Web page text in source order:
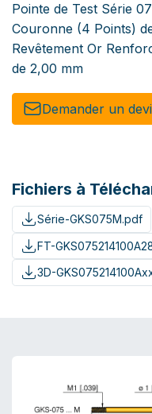
Pointe de Test Série
Couronne (4 Points)
Revêtement Or
de 2,00 mm
Demander un
Fichiers à
Série-GKS075M.pdf
FT-
3D-